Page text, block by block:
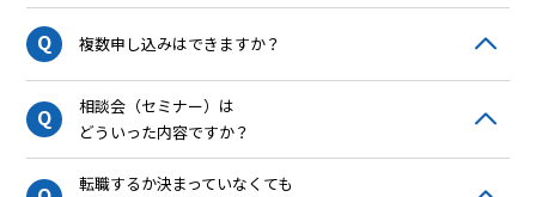
Q 複数申し込みはできますか？
Q
相談会（セミナー）は
どういった内容ですか？
転職するか決まっていなくても